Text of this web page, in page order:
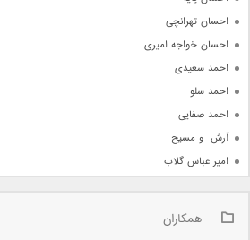
احسان تهرانچی
احسان خواجه امیری
احمد سعیدی
احمد سلو
احمد صفایی
آرش  و مسیح
امیر عباس گلاب
امیر علی
همکاران